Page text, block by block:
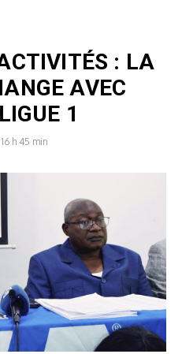
: LA
AVEC
1
16 h 45 min